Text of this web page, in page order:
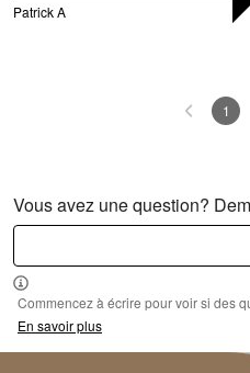
Patrick A
1
Vous avez une question?
Commencez à écrire pour voir si des
En savoir plus